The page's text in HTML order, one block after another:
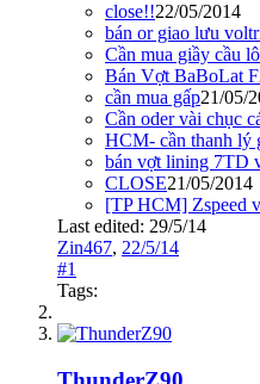
close!!22/05/2014
bán or giao lưu
Cần mua giầy cầu
Bán Vợt BaBoLat
cần mua gấp21/05/
Cần oder vài chục
HCM- cần thanh
bán vợt lining 7TD
CLOSE21/05/2014
[TP HCM] Zspeed
Last edited: 29/5/14
Zin467, 22/5/14
#1
Tags: